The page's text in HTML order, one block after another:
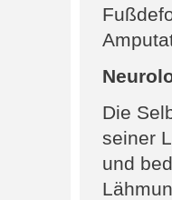
Die
seiner
und